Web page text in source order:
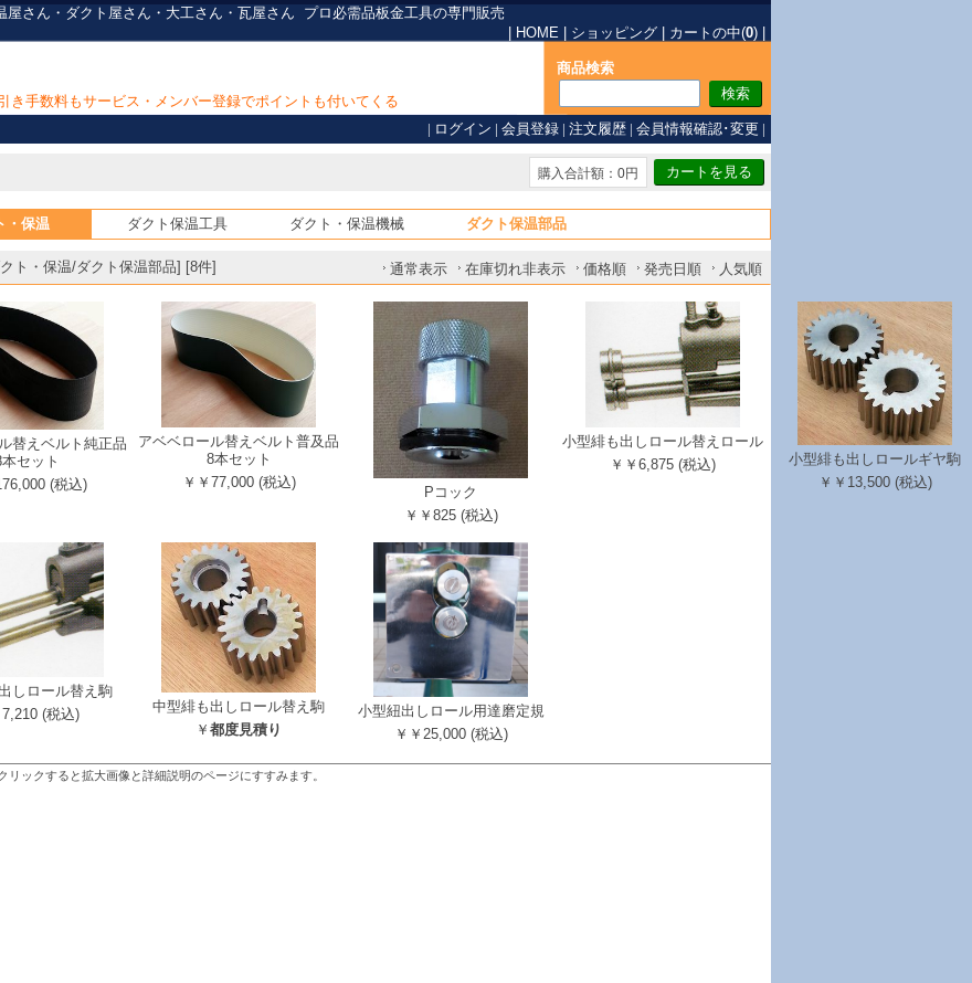
さん・ダクト屋さん・大工さん・瓦屋さん プロ必需品板金工具の専門販売
HOME ショッピング カートの中(0)
き手数料もサービス・メンバー登録でポイントも付いてくる
商品検索
| ログイン | 会員登録 | 注文履歴 | 会員情報確認･変更 |
購入合計額：0円
・保温 ダクト保温工具 ダクト・保温機械 ダクト保温部品
ト・保温/ダクト保温部品] [8件] 通常表示 在庫切れ非表示 価格順 発売日順 人気順
替えベルト純正品
セット
(税込)
アベベロール替えベルト普及品
8本セット
￥￥77,000 (税込)
Pコック
￥￥825 (税込)
小型緋も出しロール替えロール
￥￥6,875 (税込)
小型緋も出しロールギヤ駒
￥￥13,500 (税込)
しロール替え駒
7,210 (税込)
中型緋も出しロール替え駒
￥ 都度見積り
小型紐出しロール用達磨定規
￥￥25,000 (税込)
リックすると拡大画像と詳細説明のページにすすみます。